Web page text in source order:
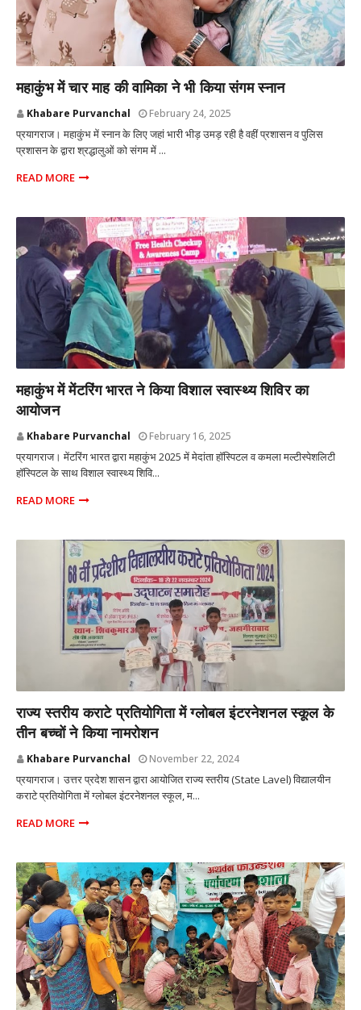
महाकुंभ में चार माह की वामिका ने भी किया संगम स्नान
Khabare Purvanchal February 24, 2025
प्रयागराज। महाकुंभ में स्नान के लिए जहां भारी भीड़ उमड़ रही है वहीं प्रशासन व पुलिस
प्रशासन के द्वारा श्रद्धालुओं को संगम में ...
READ MORE
महाकुंभ में मेंटरिंग भारत ने किया विशाल स्वास्थ्य शिविर का
आयोजन
Khabare Purvanchal February 16, 2025
प्रयागराज। मेंटरिंग भारत द्वारा महाकुंभ 2025 में मेदांता हॉस्पिटल व कमला मल्टीस्पेशलिटी
हॉस्पिटल के साथ विशाल स्वास्थ्य शिवि...
READ MORE
राज्य स्तरीय कराटे प्रतियोगिता में ग्लोबल इंटरनेशनल स्कूल के
तीन बच्चों ने किया नामरोशन
Khabare Purvanchal November 22, 2024
प्रयागराज। उत्तर प्रदेश शासन द्वारा आयोजित राज्य स्तरीय (State Lavel) विद्यालयीन
कराटे प्रतियोगिता में ग्लोबल इंटरनेशनल स्कूल, म...
READ MORE